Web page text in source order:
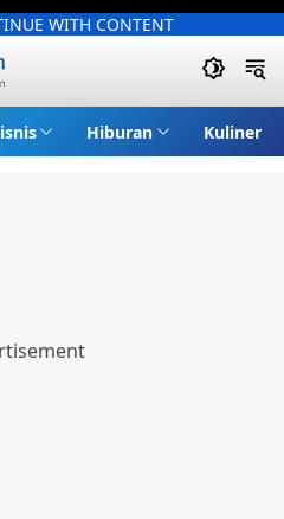
WITH CONTENT
Hiburan Kuliner